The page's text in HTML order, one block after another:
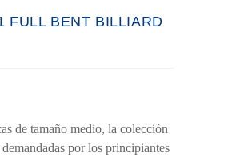
FULL BENT BILLIARD
de tamaño medio, la colección
por los principiantes